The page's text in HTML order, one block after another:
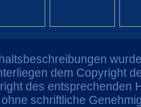
dem Copyright
des entsprechenden
ohne schriftliche